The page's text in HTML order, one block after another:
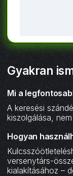
Gyakran
Mi a
A keresési
kiszolgálása,
Hogyan
versenytárs-
kialakításához –